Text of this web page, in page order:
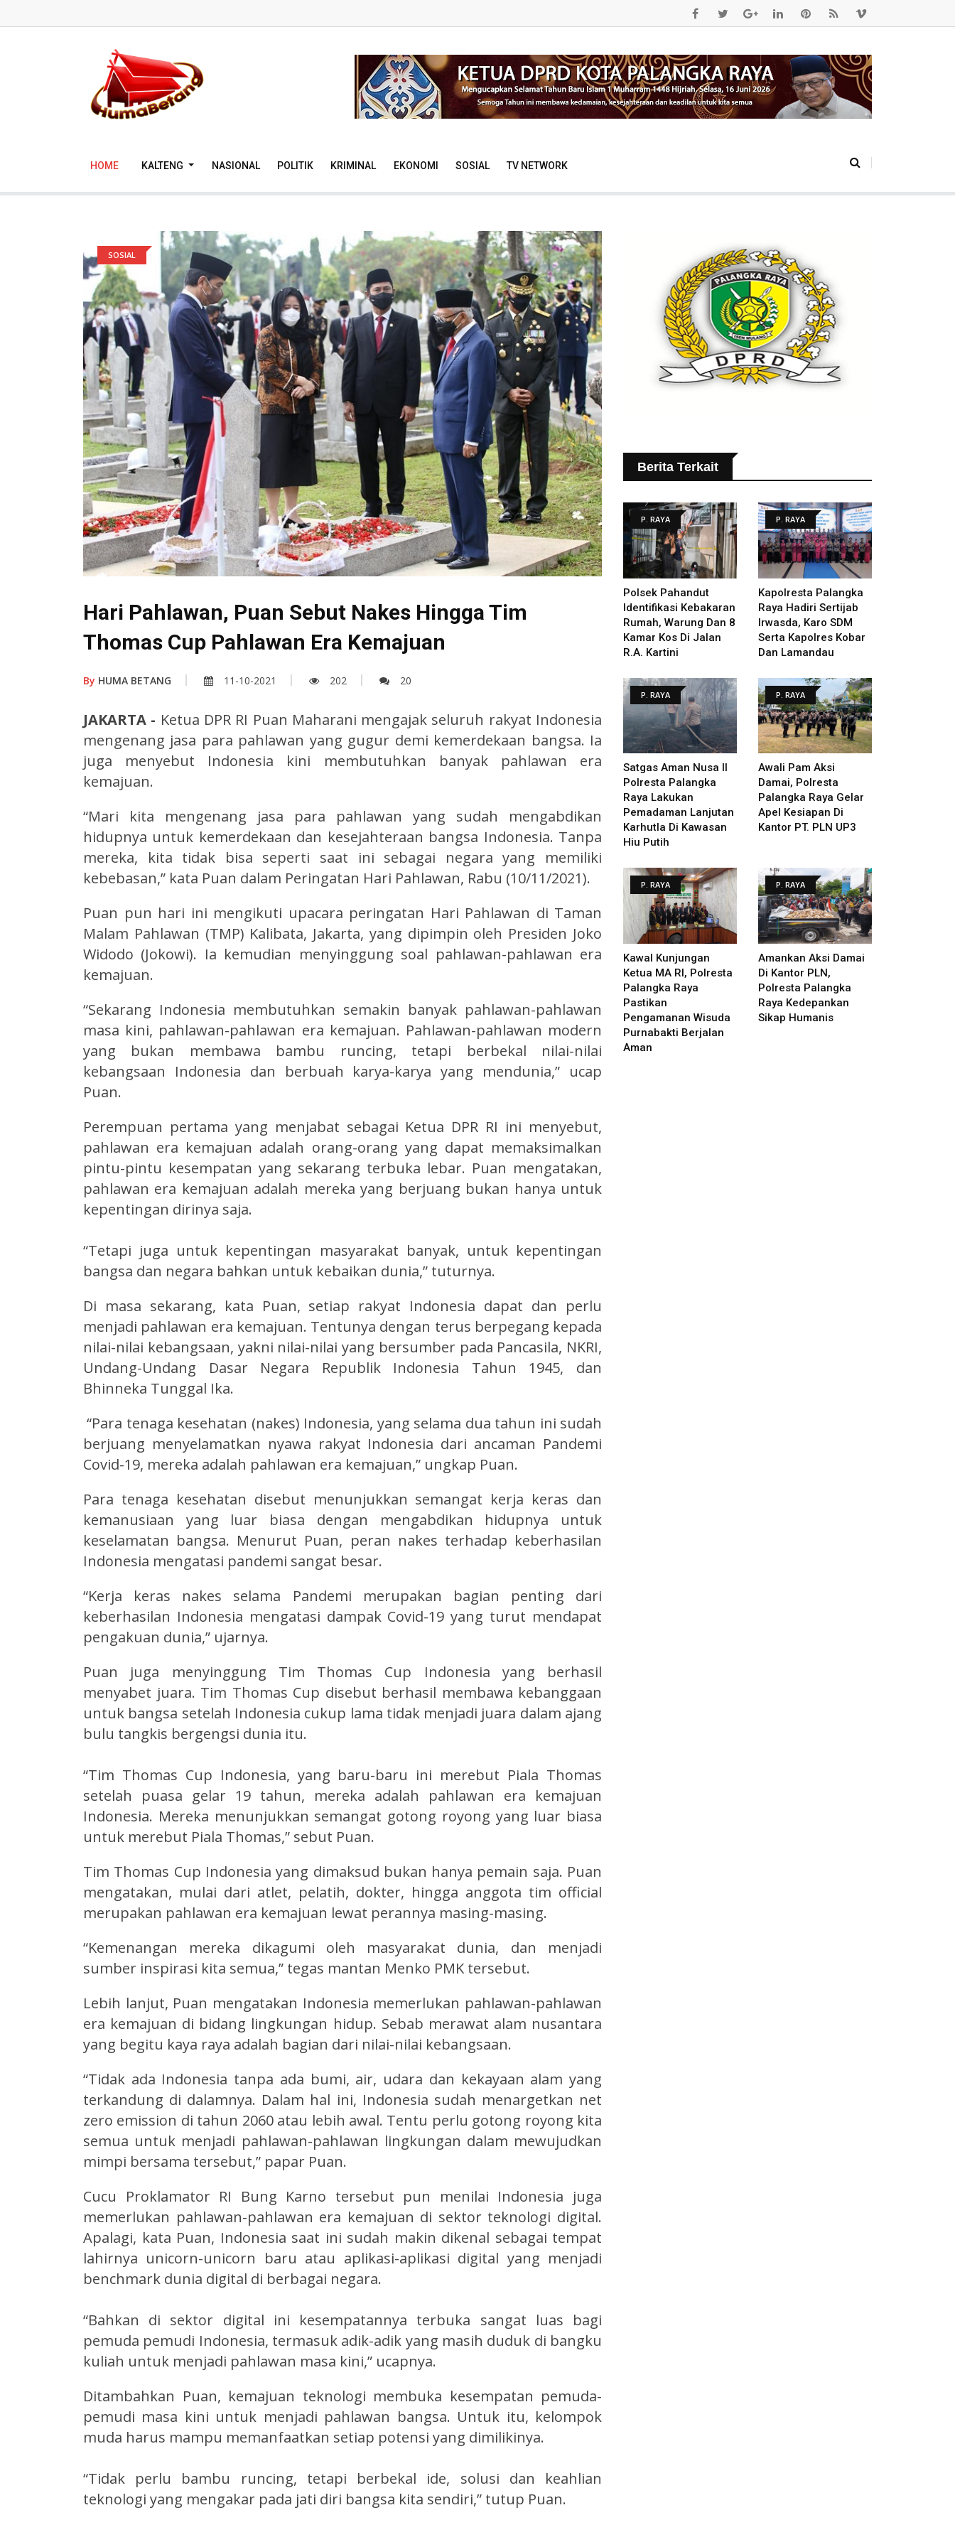
HOME KALTENG NASIONAL POLITIK KRIMINAL EKONOMI SOSIAL TV NETWORK
SOSIAL
Hari Pahlawan, Puan Sebut Nakes Hingga Tim
Thomas Cup Pahlawan Era Kemajuan
By HUMA BETANG 11-10-2021 202 20
JAKARTA - Ketua DPR RI Puan Maharani mengajak seluruh rakyat Indonesia
mengenang jasa para pahlawan yang gugur demi kemerdekaan bangsa. Ia
juga menyebut Indonesia kini membutuhkan banyak pahlawan era
kemajuan.
“Mari kita mengenang jasa para pahlawan yang sudah mengabdikan
hidupnya untuk kemerdekaan dan kesejahteraan bangsa Indonesia. Tanpa
mereka, kita tidak bisa seperti saat ini sebagai negara yang memiliki
kebebasan,” kata Puan dalam Peringatan Hari Pahlawan, Rabu (10/11/2021).
Puan pun hari ini mengikuti upacara peringatan Hari Pahlawan di Taman
Malam Pahlawan (TMP) Kalibata, Jakarta, yang dipimpin oleh Presiden Joko
Widodo (Jokowi). Ia kemudian menyinggung soal pahlawan-pahlawan era
kemajuan.
“Sekarang Indonesia membutuhkan semakin banyak pahlawan-pahlawan
masa kini, pahlawan-pahlawan era kemajuan. Pahlawan-pahlawan modern
yang bukan membawa bambu runcing, tetapi berbekal nilai-nilai
kebangsaan Indonesia dan berbuah karya-karya yang mendunia,” ucap
Puan.
Perempuan pertama yang menjabat sebagai Ketua DPR RI ini menyebut,
pahlawan era kemajuan adalah orang-orang yang dapat memaksimalkan
pintu-pintu kesempatan yang sekarang terbuka lebar. Puan mengatakan,
pahlawan era kemajuan adalah mereka yang berjuang bukan hanya untuk
kepentingan dirinya saja.
“Tetapi juga untuk kepentingan masyarakat banyak, untuk kepentingan
bangsa dan negara bahkan untuk kebaikan dunia,” tuturnya.
Di masa sekarang, kata Puan, setiap rakyat Indonesia dapat dan perlu
menjadi pahlawan era kemajuan. Tentunya dengan terus berpegang kepada
nilai-nilai kebangsaan, yakni nilai-nilai yang bersumber pada Pancasila, NKRI,
Undang-Undang Dasar Negara Republik Indonesia Tahun 1945, dan
Bhinneka Tunggal Ika.
“Para tenaga kesehatan (nakes) Indonesia, yang selama dua tahun ini sudah
berjuang menyelamatkan nyawa rakyat Indonesia dari ancaman Pandemi
Covid-19, mereka adalah pahlawan era kemajuan,” ungkap Puan.
Para tenaga kesehatan disebut menunjukkan semangat kerja keras dan
kemanusiaan yang luar biasa dengan mengabdikan hidupnya untuk
keselamatan bangsa. Menurut Puan, peran nakes terhadap keberhasilan
Indonesia mengatasi pandemi sangat besar.
“Kerja keras nakes selama Pandemi merupakan bagian penting dari
keberhasilan Indonesia mengatasi dampak Covid-19 yang turut mendapat
pengakuan dunia,” ujarnya.
Puan juga menyinggung Tim Thomas Cup Indonesia yang berhasil
menyabet juara. Tim Thomas Cup disebut berhasil membawa kebanggaan
untuk bangsa setelah Indonesia cukup lama tidak menjadi juara dalam ajang
bulu tangkis bergengsi dunia itu.
“Tim Thomas Cup Indonesia, yang baru-baru ini merebut Piala Thomas
setelah puasa gelar 19 tahun, mereka adalah pahlawan era kemajuan
Indonesia. Mereka menunjukkan semangat gotong royong yang luar biasa
untuk merebut Piala Thomas,” sebut Puan.
Tim Thomas Cup Indonesia yang dimaksud bukan hanya pemain saja. Puan
mengatakan, mulai dari atlet, pelatih, dokter, hingga anggota tim official
merupakan pahlawan era kemajuan lewat perannya masing-masing.
“Kemenangan mereka dikagumi oleh masyarakat dunia, dan menjadi
sumber inspirasi kita semua,” tegas mantan Menko PMK tersebut.
Lebih lanjut, Puan mengatakan Indonesia memerlukan pahlawan-pahlawan
era kemajuan di bidang lingkungan hidup. Sebab merawat alam nusantara
yang begitu kaya raya adalah bagian dari nilai-nilai kebangsaan.
“Tidak ada Indonesia tanpa ada bumi, air, udara dan kekayaan alam yang
terkandung di dalamnya. Dalam hal ini, Indonesia sudah menargetkan net
zero emission di tahun 2060 atau lebih awal. Tentu perlu gotong royong kita
semua untuk menjadi pahlawan-pahlawan lingkungan dalam mewujudkan
mimpi bersama tersebut,” papar Puan.
Cucu Proklamator RI Bung Karno tersebut pun menilai Indonesia juga
memerlukan pahlawan-pahlawan era kemajuan di sektor teknologi digital.
Apalagi, kata Puan, Indonesia saat ini sudah makin dikenal sebagai tempat
lahirnya unicorn-unicorn baru atau aplikasi-aplikasi digital yang menjadi
benchmark dunia digital di berbagai negara.
“Bahkan di sektor digital ini kesempatannya terbuka sangat luas bagi
pemuda pemudi Indonesia, termasuk adik-adik yang masih duduk di bangku
kuliah untuk menjadi pahlawan masa kini,” ucapnya.
Ditambahkan Puan, kemajuan teknologi membuka kesempatan pemuda-
pemudi masa kini untuk menjadi pahlawan bangsa. Untuk itu, kelompok
muda harus mampu memanfaatkan setiap potensi yang dimilikinya.
“Tidak perlu bambu runcing, tetapi berbekal ide, solusi dan keahlian
teknologi yang mengakar pada jati diri bangsa kita sendiri,” tutup Puan.
Berita Terkait
P. RAYA
Polsek Pahandut
Identifikasi Kebakaran
Rumah, Warung Dan 8
Kamar Kos Di Jalan
R.A. Kartini
P. RAYA
Kapolresta Palangka
Raya Hadiri Sertijab
Irwasda, Karo SDM
Serta Kapolres Kobar
Dan Lamandau
P. RAYA
Satgas Aman Nusa II
Polresta Palangka
Raya Lakukan
Pemadaman Lanjutan
Karhutla Di Kawasan
Hiu Putih
P. RAYA
Awali Pam Aksi
Damai, Polresta
Palangka Raya Gelar
Apel Kesiapan Di
Kantor PT. PLN UP3
P. RAYA
Kawal Kunjungan
Ketua MA RI, Polresta
Palangka Raya
Pastikan
Pengamanan Wisuda
Purnabakti Berjalan
Aman
P. RAYA
Amankan Aksi Damai
Di Kantor PLN,
Polresta Palangka
Raya Kedepankan
Sikap Humanis